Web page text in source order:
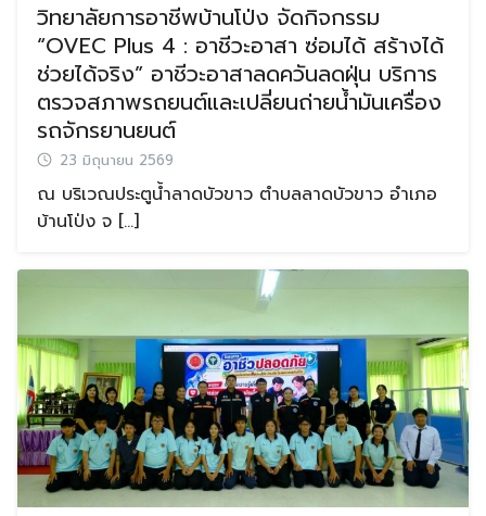
วิทยาลัยการอาชีพบ้านโป่ง จัดกิจกรรม
“OVEC Plus 4 : อาชีวะอาสา ซ่อมได้ สร้างได้
ช่วยได้จริง” อาชีวะอาสาลดควันลดฝุ่น บริการ
ตรวจสภาพรถยนต์และเปลี่ยนถ่ายน้ำมันเครื่อง
รถจักรยานยนต์
23 มิถุนายน 2569
ณ บริเวณประตูน้ำลาดบัวขาว ตำบลลาดบัวขาว อำเภอ
บ้านโป่ง จ […]